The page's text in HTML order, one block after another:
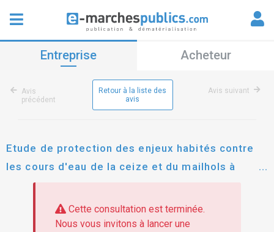
Entreprise Acheteur
Avis
précédent
Retour à la liste des
avis
Avis suivant
Etude de protection des enjeux habités contre
les cours d'eau de la ceize et du mailhols à
villegly phases etat des lieux, ep et avp.
Cette consultation est terminée.
Nous vous invitons à lancer une